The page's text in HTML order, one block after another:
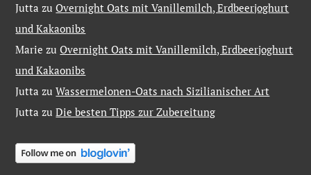
Jutta zuOvernight Oats mit Vanillemilch, Erdbeerjoghurt
und Kakaonibs
Marie zuOvernight Oats mit Vanillemilch, Erdbeerjoghurt
und Kakaonibs
Jutta zuWassermelonen-Oats nach Sizilianischer Art
Jutta zuDie besten Tipps zur Zubereitung